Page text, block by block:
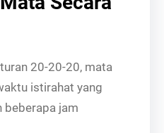
20-20-20, mata
istirahat yang
beberapa jam